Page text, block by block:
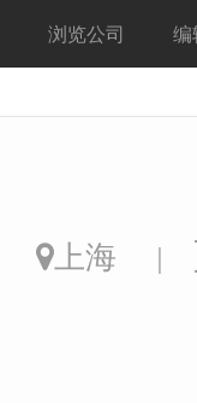
浏览公司 编
上海 |